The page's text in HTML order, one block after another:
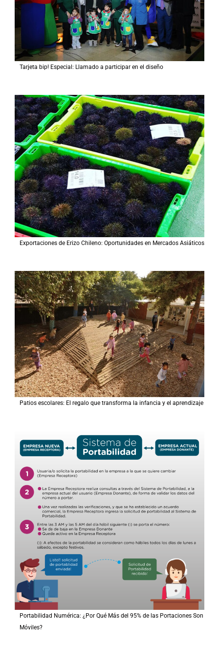
Tarjeta bip! Especial: Llamado a participar en el diseño
Exportaciones de Erizo Chileno: Oportunidades en Mercados Asiáticos
Patios escolares: El regalo que transforma la infancia y el aprendizaje
Portabilidad Numérica: ¿Por Qué Más del 95% de las Portaciones Son
Móviles?